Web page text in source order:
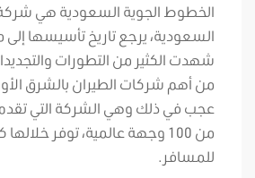
الخطوط الجوية السعودية هي شركة
شهدت الكثير من التطورات
من أهم شركات الطيران بالشرق
عجب في ذلك وهي الشركة التي تقدم
من 100 وجهة عالمية، توفر
للمسافر.